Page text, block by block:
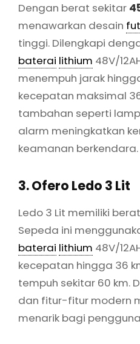
Dengan berat sekitar
menawarkan desain
tinggi. Dilengkapi
baterai lithium 48V/
menempuh jarak
kecepatan maksimal
tambahan seperti
alarm meningkatkan
keamanan berkendara.
3. Ofero Ledo 3 Lit
Ledo 3 Lit memiliki
Sepeda ini
baterai lithium 48V/
kecepatan hingga 36
tempuh sekitar 60 km.
dan fitur-fitur modern
menarik bagi